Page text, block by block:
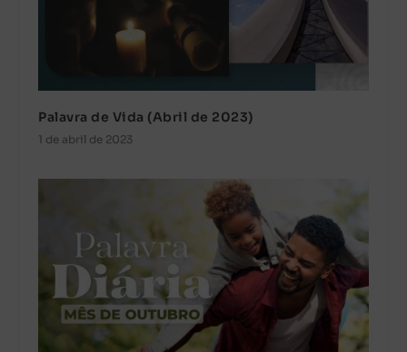
Palavra de Vida (Abril de 2023)
1 de abril de 2023